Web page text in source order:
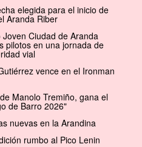
elegida para el inicio de
Aranda Riber
Ciudad de Aranda
pilotos en una jornada de
vial
vence en el Ironman
Manolo Tremiño, gana el
de Barro 2026"
nuevas en la Arandina
rumbo al Pico Lenin